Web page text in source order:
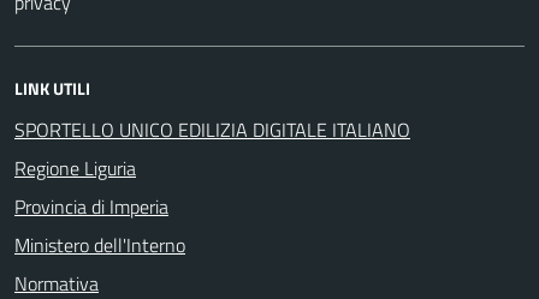
LINK UTILI
SPORTELLO UNICO EDILIZIA DIGITALE ITALIANO
Regione Liguria
Provincia di Imperia
Ministero dell'Interno
Normativa